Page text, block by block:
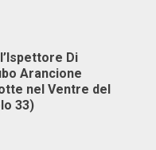
Di
Arancione
nel Ventre del
33)